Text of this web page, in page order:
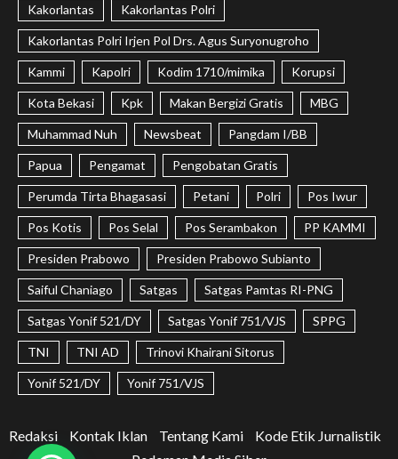
Kakorlantas Kakorlantas Polri
Kakorlantas Polri Irjen Pol Drs. Agus Suryonugroho
Kammi Kapolri Kodim 1710/mimika Korupsi
Kota Bekasi Kpk Makan Bergizi Gratis MBG
Muhammad Nuh Newsbeat Pangdam I/BB
Papua Pengamat Pengobatan Gratis
Perumda Tirta Bhagasasi Petani Polri Pos Iwur
Pos Kotis Pos Selal Pos Serambakon PP KAMMI
Presiden Prabowo Presiden Prabowo Subianto
Saiful Chaniago Satgas Satgas Pamtas RI-PNG
Satgas Yonif 521/DY Satgas Yonif 751/VJS SPPG
TNI TNI AD Trinovi Khairani Sitorus
Yonif 521/DY Yonif 751/VJS
Redaksi Kontak Iklan Tentang Kami
Kode Etik Jurnalistik